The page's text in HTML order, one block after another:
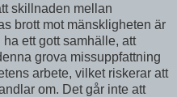
skillnaden mellan
brott mot mänskligheten är
ett gott samhälle, att
grova missuppfattning
arbete, vilket riskerar att
om. Det går inte att